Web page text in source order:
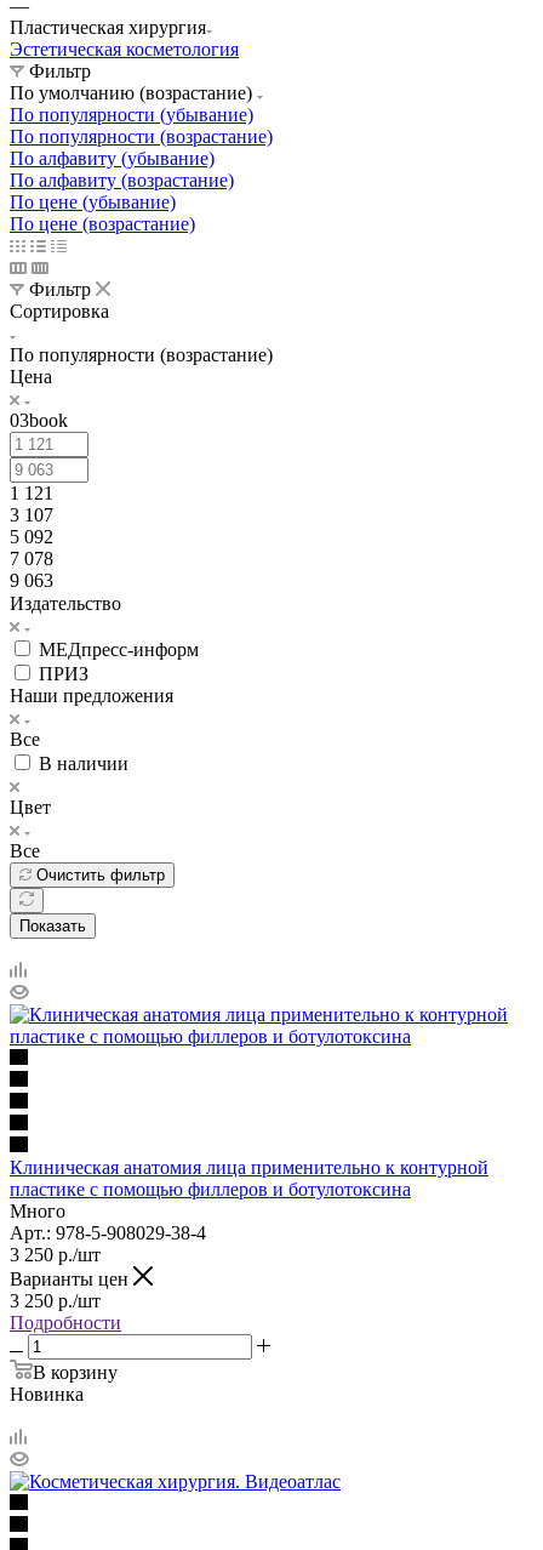
—
Пластическая хирургия
Эстетическая косметология
Фильтр
По умолчанию (возрастание)
По популярности (убывание)
По популярности (возрастание)
По алфавиту (убывание)
По алфавиту (возрастание)
По цене (убывание)
По цене (возрастание)
Фильтр
Сортировка
По популярности (возрастание)
Цена
03book
1 121
3 107
5 092
7 078
9 063
Издательство
МЕДпресс-информ
ПРИЗ
Наши предложения
Все
В наличии
Цвет
Все
Очистить фильтр
Показать
Клиническая анатомия лица применительно к контурной
пластике с помощью филлеров и ботулотоксина
Много
Арт.: 978-5-908029-38-4
3 250 р./шт
Варианты цен
3 250 р./шт
Подробности
В корзину
Новинка